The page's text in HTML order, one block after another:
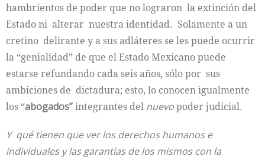
hambrientos de poder que no lograron la extinción del
Estado ni alterar nuestra identidad. Solamente a un
cretino delirante y a sus adláteres se les puede ocurrir
la “genialidad” de que el Estado Mexicano puede
estarse refundando cada seis años, sólo por sus
ambiciones de dictadura; esto, lo conocen igualmente
los “abogados”integrantes del nuevopoder judicial.
Y qué tienen que ver los derechos humanos e
individuales y las garantías de los mismos con la